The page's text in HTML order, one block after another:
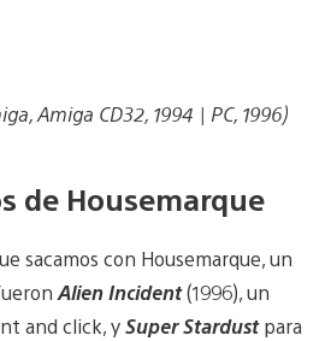
Amiga CD32, 1994 | PC, 1996)
de Housemarque
sacamos con Housemarque, un
Alien Incident(1996), un
and click, ySuper Stardustpara